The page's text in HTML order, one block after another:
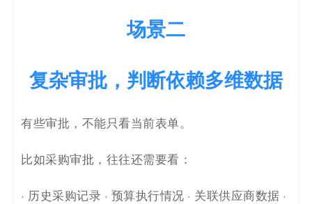
场景二
复杂审批，判断依赖多维数据
有些审批，不能只看当前表单。
比如采购审批，往往还需要看：
· 历史采购记录 · 预算执行情况 · 关联供应商数据 ·